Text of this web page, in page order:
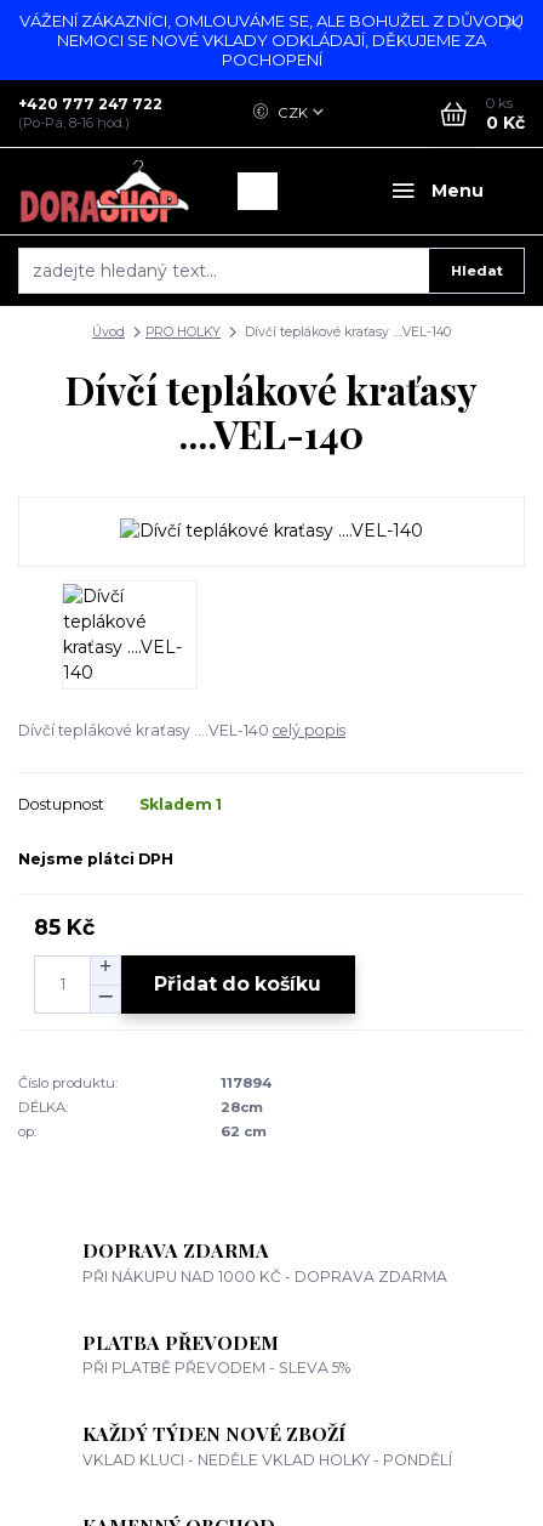
VÁŽENÍ ZÁKAZNÍCI, OMLOUVÁME SE, ALE BOHUŽEL Z DŮVODU
NEMOCI SE NOVÉ VKLADY ODKLÁDAJÍ, DĚKUJEME ZA
POCHOPENÍ
Menu
CZK
Hledat
+420 777 247 722
(Po-Pá, 8-16 hod.)
0 ks
0 Kč
Úvod PRO HOLKY Dívčí teplákové kraťasy ....VEL-140
Dívčí teplákové kraťasy
....VEL-140
Dívčí teplákové kraťasy ....VEL-140 celý popis
Dostupnost Skladem 1
Nejsme plátci DPH
85 Kč
Přidat do košíku
Číslo produktu:
117894
DÉLKA:
28cm
op:
62 cm
DOPRAVA ZDARMA
PŘI NÁKUPU NAD 1000 KČ - DOPRAVA ZDARMA
PLATBA PŘEVODEM
PŘI PLATBĚ PŘEVODEM - SLEVA 5%
KAŽDÝ TÝDEN NOVÉ ZBOŽÍ
VKLAD KLUCI - NEDĚLE VKLAD HOLKY - PONDĚLÍ